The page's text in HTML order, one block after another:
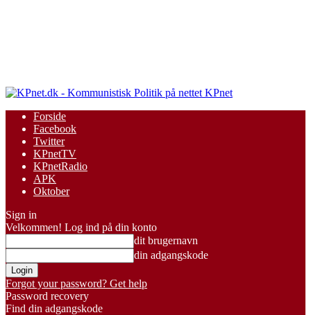
KPnet
Forside
Facebook
Twitter
KPnetTV
KPnetRadio
APK
Oktober
Sign in
Velkommen! Log ind på din konto
dit brugernavn
din adgangskode
Forgot your password? Get help
Password recovery
Find din adgangskode